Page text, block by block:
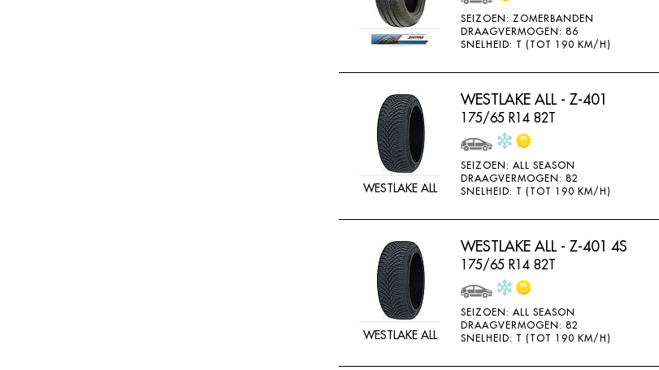
SEIZOEN: ZOMERBANDEN
DRAAGVERMOGEN: 86
SNELHEID: T (TOT 190 KM/H)
WESTLAKE ALL
WESTLAKE ALL - Z-401
175/65 R14 82T
SEIZOEN: ALL SEASON
DRAAGVERMOGEN: 82
SNELHEID: T (TOT 190 KM/H)
WESTLAKE ALL
WESTLAKE ALL - Z-401 4S
175/65 R14 82T
SEIZOEN: ALL SEASON
DRAAGVERMOGEN: 82
SNELHEID: T (TOT 190 KM/H)